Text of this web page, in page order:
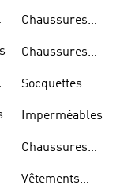
Chaussures
Chaussures
Socquettes
Imperméables
Chaussures
Vêtements